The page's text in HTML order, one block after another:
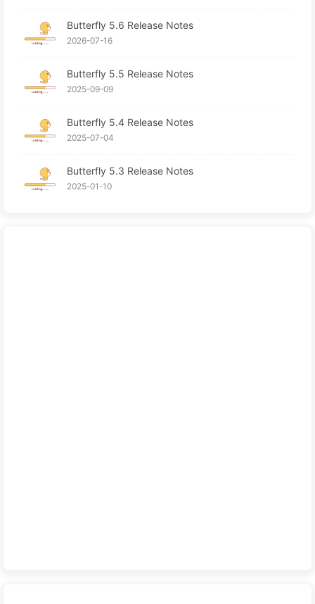
Butterfly 5.6 Release Notes
2026-07-16
Butterfly 5.5 Release Notes
2025-09-09
Butterfly 5.4 Release Notes
2025-07-04
Butterfly 5.3 Release Notes
2025-01-10